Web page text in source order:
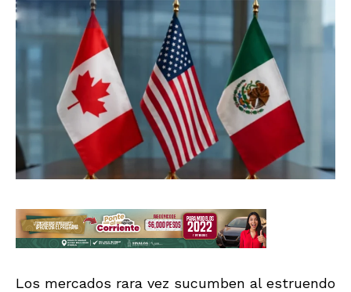
Los mercados rara vez sucumben al estruendo